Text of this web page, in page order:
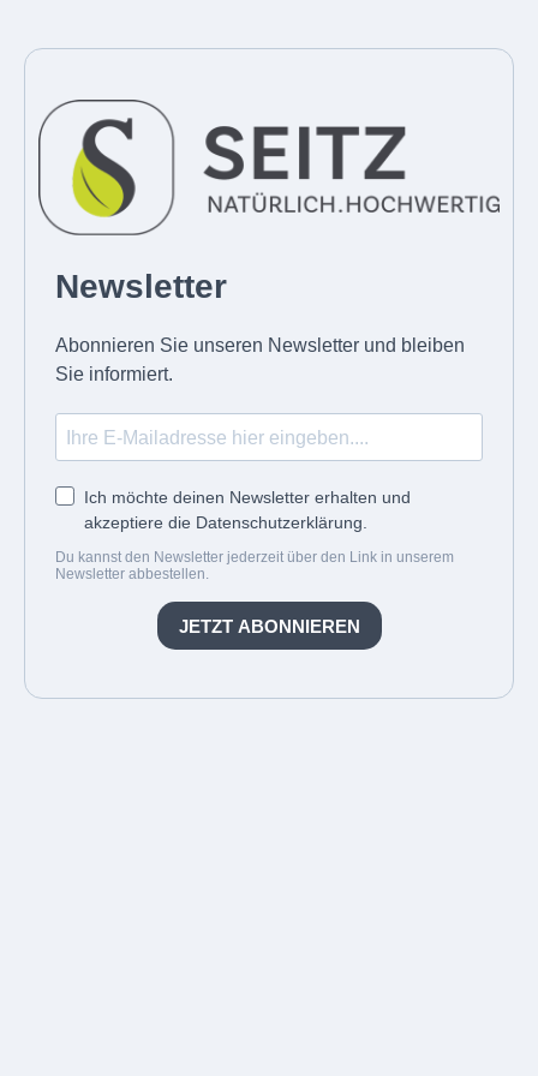
Newsletter
Abonnieren Sie unseren Newsletter und bleiben
Sie informiert.
Ich möchte deinen Newsletter erhalten und
akzeptiere die Datenschutzerklärung.
Du kannst den Newsletter jederzeit über den Link in unserem
Newsletter abbestellen.
JETZT ABONNIEREN